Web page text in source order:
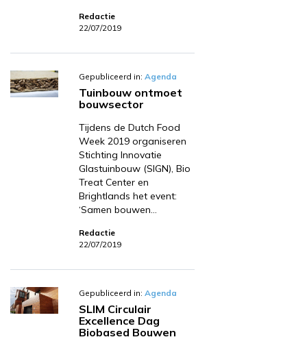
Redactie
22/07/2019
Gepubliceerd in: Agenda
Tuinbouw ontmoet
bouwsector
Tijdens de Dutch Food
Week 2019 organiseren
Stichting Innovatie
Glastuinbouw (SIGN), Bio
Treat Center en
Brightlands het event:
‘Samen bouwen…
Redactie
22/07/2019
Gepubliceerd in: Agenda
SLIM Circulair
Excellence Dag
Biobased Bouwen